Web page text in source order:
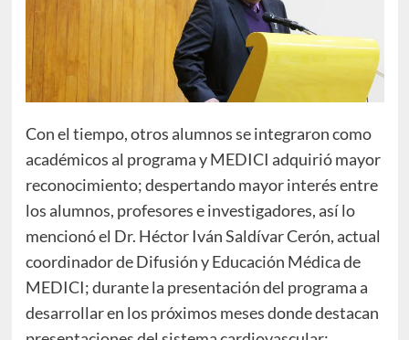
Con el tiempo, otros alumnos se integraron como
académicos al programa y MEDICI adquirió mayor
reconocimiento; despertando mayor interés entre
los alumnos, profesores e investigadores, así lo
mencionó el Dr. Héctor Iván Saldívar Cerón, actual
coordinador de Difusión y Educación Médica de
MEDICI; durante la presentación del programa a
desarrollar en los próximos meses donde destacan